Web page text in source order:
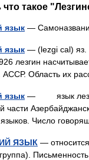
такое
язык —
язык — (lezgi cal) яз.
лезгин
АССР. Область их
язык — язык лезгин
части
языков. Число
ЯЗЫК — относится
группа).